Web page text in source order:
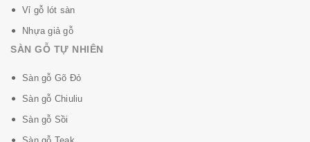
Vỉ gỗ lót sàn
Nhựa giả gỗ
SÀN GỖ TỰ NHIÊN
Sàn gỗ Gõ Đỏ
Sàn gỗ Chiuliu
Sàn gỗ Sồi